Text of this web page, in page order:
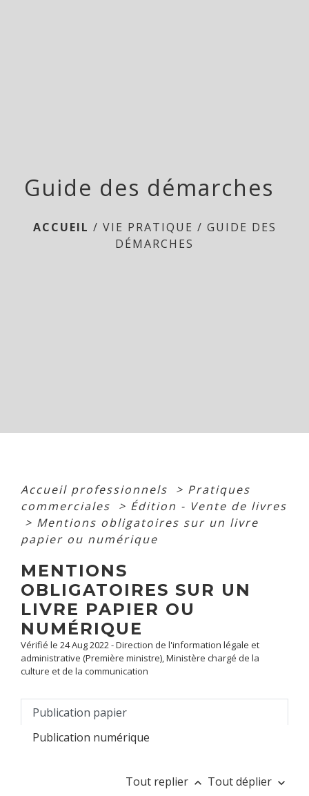
Guide des démarches
ACCUEIL / VIE PRATIQUE / GUIDE DES
DÉMARCHES
Accueil professionnels > Pratiques
commerciales
> Édition - Vente de livres
> Mentions obligatoires sur un livre
papier ou numérique
MENTIONS
OBLIGATOIRES SUR UN
LIVRE PAPIER OU
NUMÉRIQUE
Vérifié le 24 Aug 2022 - Direction de l'information légale et
administrative (Première ministre), Ministère chargé de la
culture et de la communication
Publication papier
Publication numérique
Tout replier keyboard_arrow_up Tout déplier keyboard_arrow_down